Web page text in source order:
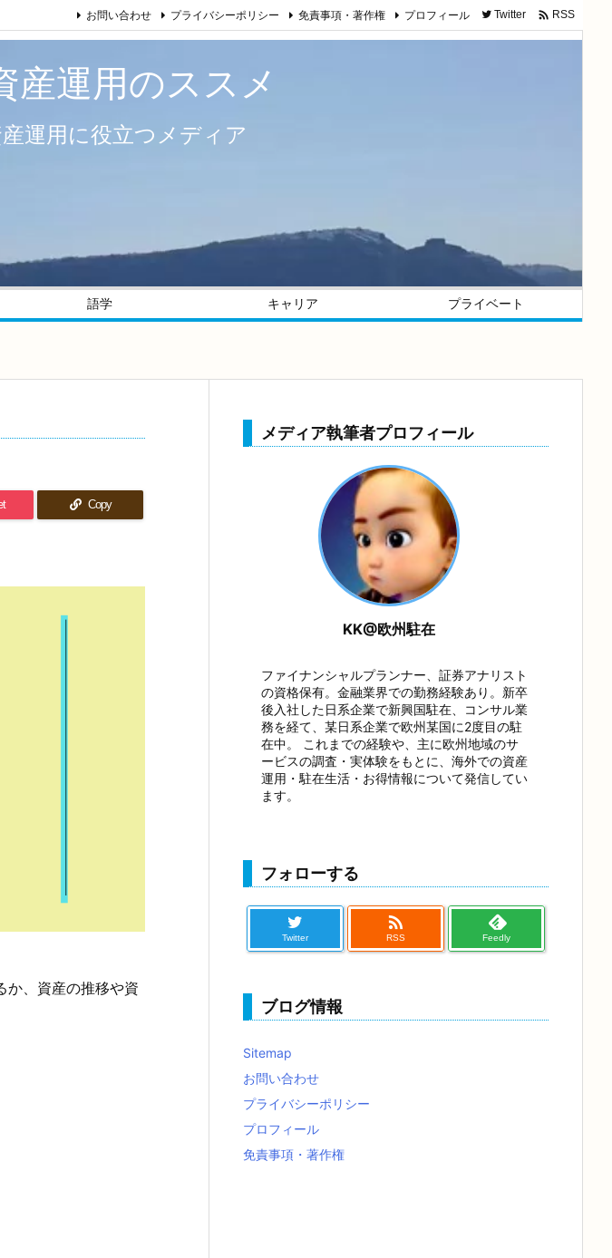
産運用のススメ
運用に役立つメディア
語学 キャリア プライベート
お問い合わせ プライバシーポリシー 免責事項・著作権 プロフィール Twitter  RSS
Copy
、 資産の推移や資
メディア執筆者プロフィール
KK@欧州駐在
ファイナンシャルプランナー、証券アナリスト
の資格保有。金融業界での勤務経験あり。新卒
後入社した日系企業で新興国駐在、コンサル業
務を経て、某日系企業で欧州某国に2度目の駐
在中。 これまでの経験や、主に欧州地域のサ
ービスの調査・実体験をもとに、海外での資産
運用・駐在生活・お得情報について発信してい
ます。
フォローする
Twitter

RSS Feedly
ブログ情報
Sitemap
お問い合わせ
プライバシーポリシー
プロフィール
免責事項・著作権